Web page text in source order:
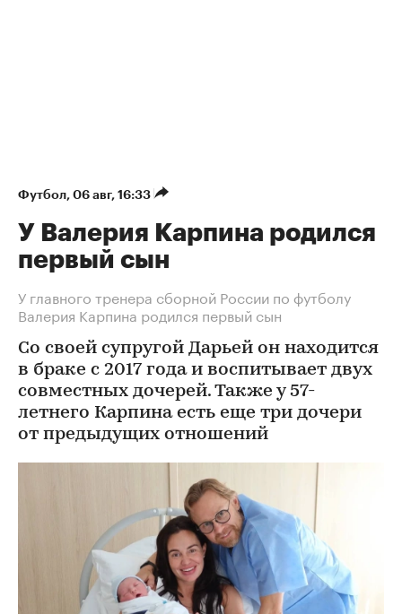
Футбол⁠, 06 авг, 16:33
У Валерия Карпина родился
первый сын
У главного тренера сборной России по футболу
Валерия Карпина родился первый сын
Со своей супругой Дарьей он находится
в браке с 2017 года и воспитывает двух
совместных дочерей. Также у 57-
летнего Карпина есть еще три дочери
от предыдущих отношений